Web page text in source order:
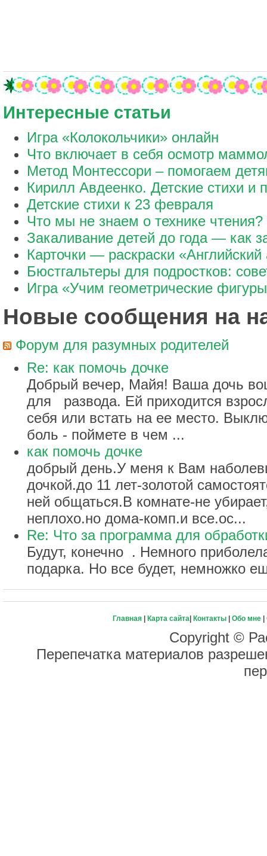
Интересные статьи
Игра «Колокольчики» онлайн
Что включает в себя осмотр
Метод Монтессори – помогаем
Кирилл Авдеенко. Детские стихи и
Детские стихи к 23 февраля
Что мы не знаем о технике чтения?
Закаливание детей до года — как
Карточки — раскраски
Бюстгальтеры для подростков:
Игра «Учим геометрические
Новые сообщения на
Форум для разумных родителей
Re: как помочь дочке
Добрый вечер, Майя! Ваша дочь
для развода. Ей приходится
себя или встать на ее место.
боль - поймете в чем ...
как помочь дочке
добрый день.У меня к Вам
дочкой.до 11 лет-золотой
ней общаться.В комнате-не
неплохо.но дома-комп.и все.ос...
Re: Что за программа для
Будут, конечно . Немного
подарка. Но все будет, немножко
Главная| Карта сайта| Контакты| Обо мне|
Copyright ©
Перепечатка материалов